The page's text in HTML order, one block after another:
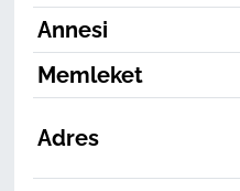
Annesi
Memleket
Adres